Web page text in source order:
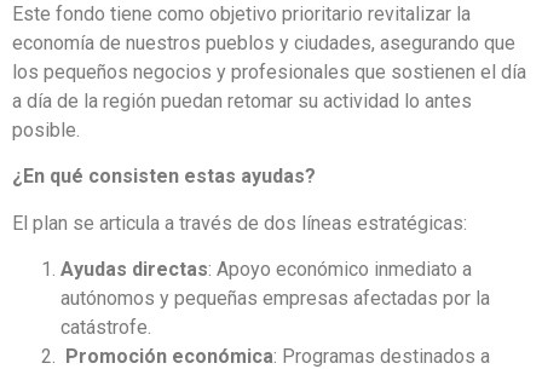
Este fondo tiene como objetivo prioritario revitalizar la
economía de nuestros pueblos y ciudades, asegurando que
los pequeños negocios y profesionales que sostienen el día
a día de la región puedan retomar su actividad lo antes
posible.
¿En qué consisten estas ayudas?
El plan se articula a través de dos líneas estratégicas:
Ayudas directas: Apoyo económico inmediato a
autónomos y pequeñas empresas afectadas por la
catástrofe.
Promoción económica: Programas destinados a